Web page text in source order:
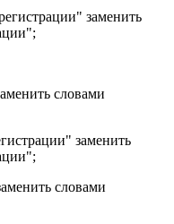
заменить
словами
заменить
словами